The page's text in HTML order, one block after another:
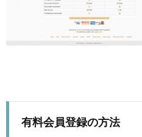
有料会員登録の方法